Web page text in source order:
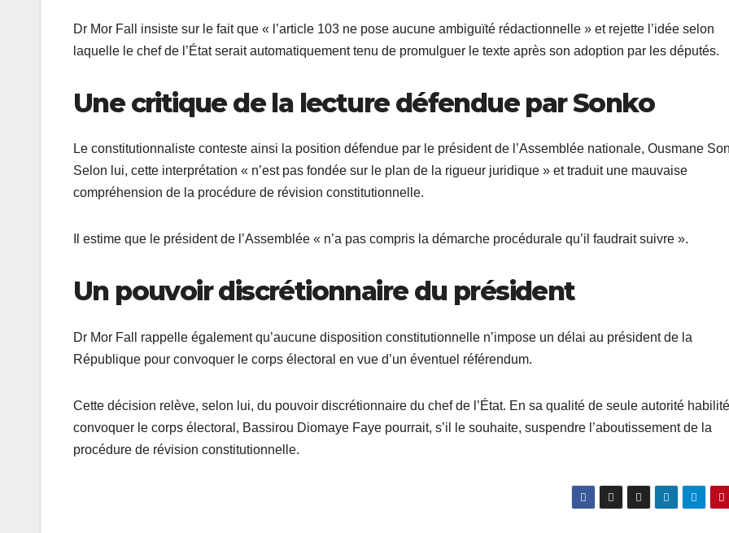
Dr Mor Fall insiste sur le fait que « l’article 103 ne pose aucune ambiguïté rédactionnelle » et rejette l’idée selon
laquelle le chef de l’État serait automatiquement tenu de promulguer le texte après son adoption par les députés.
Une critique de la lecture défendue par Sonko
Le constitutionnaliste conteste ainsi la position défendue par le président de l’Assemblée nationale, Ousmane
Selon lui, cette interprétation « n’est pas fondée sur le plan de la rigueur juridique » et traduit une mauvaise
compréhension de la procédure de révision constitutionnelle.
Il estime que le président de l’Assemblée « n’a pas compris la démarche procédurale qu’il faudrait suivre ».
Un pouvoir discrétionnaire du président
Dr Mor Fall rappelle également qu’aucune disposition constitutionnelle n’impose un délai au président de la
République pour convoquer le corps électoral en vue d’un éventuel référendum.
Cette décision relève, selon lui, du pouvoir discrétionnaire du chef de l’État. En sa qualité de seule autorité
convoquer le corps électoral, Bassirou Diomaye Faye pourrait, s’il le souhaite, suspendre l’aboutissement de la
procédure de révision constitutionnelle.